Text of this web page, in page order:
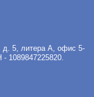
д. 5, литера А, офис 5-
1089847225820.